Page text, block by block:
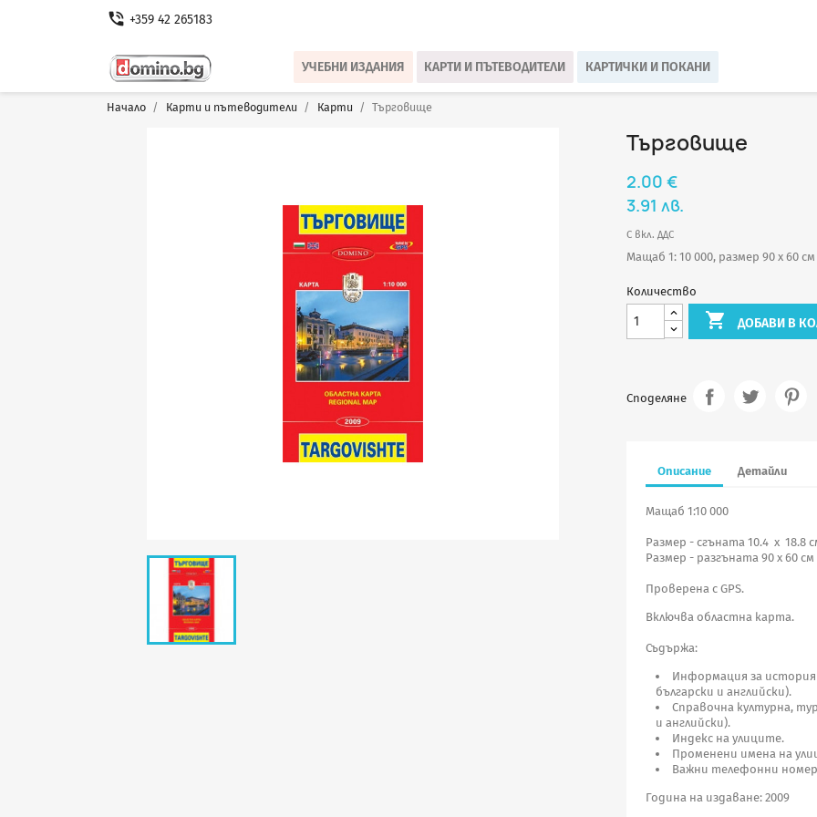
phone_in_talk +359 42 265183
УЧЕБНИ ИЗДАНИЯ КАРТИ И ПЪТЕВОДИТЕЛИ КАРТИЧКИ И ПОКАНИ
Начало Карти и пътеводители Карти Търговище
Търговище
2.00 €
3.91 лв.
С вкл. ДДС
Мащаб 1: 10 000, размер 90 х 60 см
Количество
 ДОБАВИ В
Споделяне
Описание Детайли
Мащаб 1:10 000
Размер - сгъната 10.4 х 18.8
Размер - разгъната 90 х 60 см
Проверена с GPS.
Включва областна карта.
Съдържа:
Информация за
български и английски).
Справочна културна,
и английски).
Индекс на улиците.
Променени имена на
Важни телефонни
Година на издаване: 2009